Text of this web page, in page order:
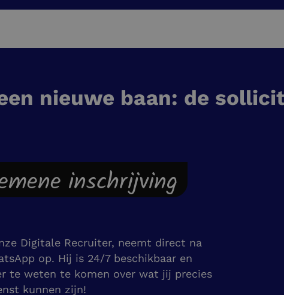
nieuwe baan: de
inschrijving
Digitale Recruiter, neemt direct na
op. Hij is 24/7 beschikbaar en
te weten te komen over wat jij precies
kunnen zijn!